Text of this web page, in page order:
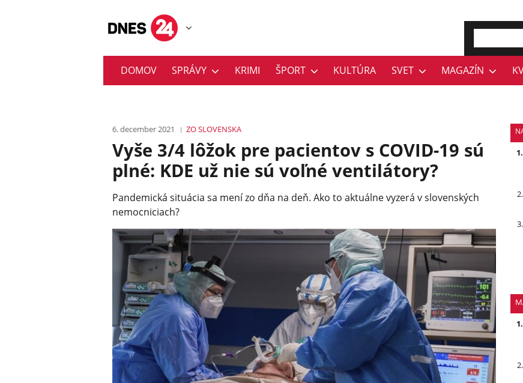
DOMOV SPRÁVY KRIMI ŠPORT KULTÚRA SVET MAGAZÍN
6. december 2021 ZO SLOVENSKA
Vyše 3/4 lôžok pre pacientov s COVID-19 sú
plné: KDE už nie sú voľné ventilátory?
Pandemická situácia sa mení zo dňa na deň. Ako to aktuálne vyzerá v slovenských
nemocniciach?